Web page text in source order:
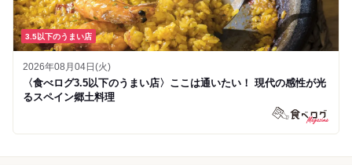
3.5以下のうまい店
2026年08月04日(火)
〈食べログ3.5以下のうまい店〉ここは通いたい！ 現代の感性が光
るスペイン郷土料理